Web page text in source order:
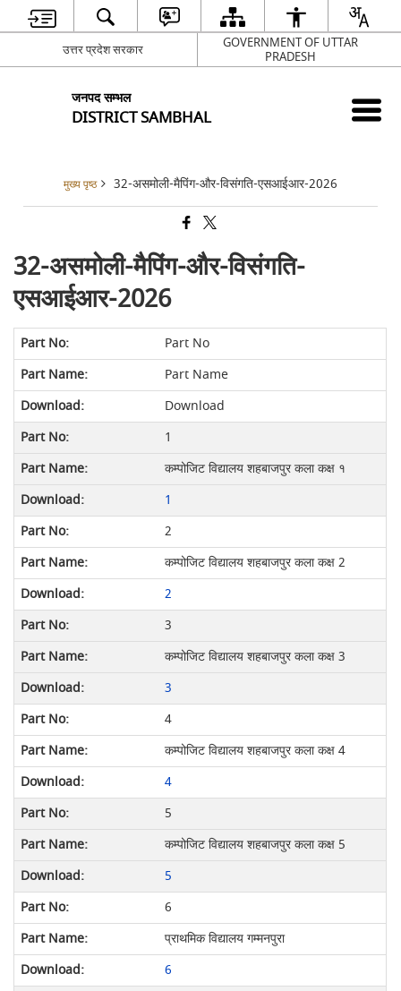
उत्तर प्रदेश सरकार
GOVERNMENT OF UTTAR
PRADESH
जनपद सम्भल
DISTRICT SAMBHAL
मुख्य पृष्ठ 32-असमोली-मैपिंग-और-विसंगति-एसआईआर-2026
32-असमोली-मैपिंग-और-विसंगति-
एसआईआर-2026
Part No
Part Name
Download
1
कम्पोजिट विद्यालय शहबाजपुर कला कक्ष १
1
2
कम्पोजिट विद्यालय शहबाजपुर कला कक्ष 2
2
3
कम्पोजिट विद्यालय शहबाजपुर कला कक्ष 3
3
4
कम्पोजिट विद्यालय शहबाजपुर कला कक्ष 4
4
5
कम्पोजिट विद्यालय शहबाजपुर कला कक्ष 5
5
6
प्राथमिक विद्यालय गम्मनपुरा
6